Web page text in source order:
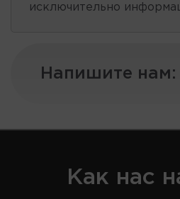
исключительно
Напишите нам:
Как нас